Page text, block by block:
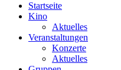
Startseite
Kino
Aktuelles
Veranstaltungen
Konzerte
Aktuelles